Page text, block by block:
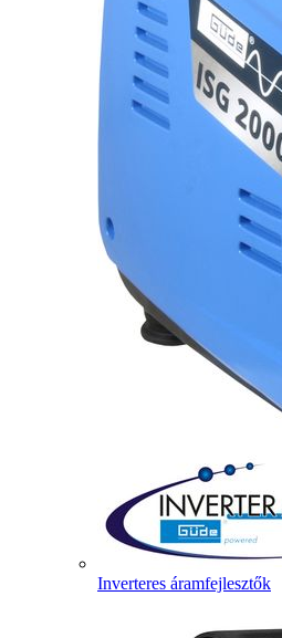
Inverteres áramfejlesztők